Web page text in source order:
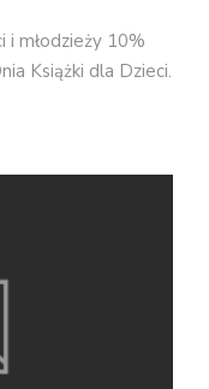
i młodzieży 10%
Książki dla Dzieci.